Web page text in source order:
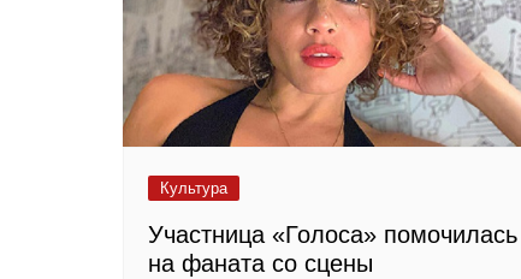
Культура
Участница «Голоса» помочилась
на фаната со сцены